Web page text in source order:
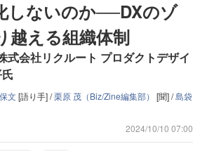
しないのか──DXのゾ
越える組織体制
式会社リクルート プロダクトデザイ
文 [語り手] /栗原 茂（Biz/Zine編集部） [聞] /島袋
2024/10/10 07:00